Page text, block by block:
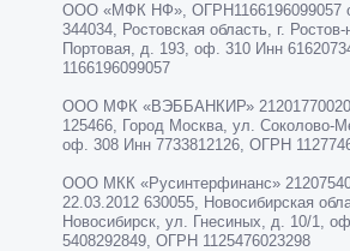
ООО «МФК НФ», ОГРН1166196099057
344034, Ростовская область, г.
Портовая, д. 193, оф. 310 Инн
1166196099057
ООО МФК «ВЭББАНКИР»
125466, Город Москва, ул. Соколово-
оф. 308 Инн 7733812126, ОГРН
ООО МКК «Русинтерфинанс»
22.03.2012 630055, Новосибирская
Новосибирск, ул. Гнесиных, д. 10/1,
5408292849, ОГРН 1125476023298